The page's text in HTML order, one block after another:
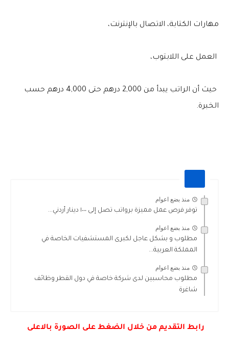
مهارات الكتابة، الاتصال بالإنترنت،
العمل على اللابتوب،
حيث أن الراتب يبدأ من 2,000 درهم حتى 4,000 درهم حسب
الخبرة.
منذ بضع اعوام
توفر فرص عمل مميزة برواتب تصل إلى ١٠٠٠ دينار أردني...
منذ بضع اعوام
مطلوب و بشكل عاجل لكبرى المستشفيات الخاصة في
المملكة العربية...
منذ بضع اعوام
مطلوب محاسبين لدى شركة خاصة في دول القطر وظائف
شاغرة
رابط التقديم من خلال الضغط على الصورة بالاعلى